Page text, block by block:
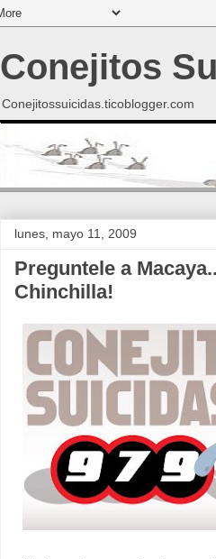
Conejitos
Conejitossuicidas.ticoblogger.com
lunes, mayo 11, 2009
Preguntele a
Chinchilla!